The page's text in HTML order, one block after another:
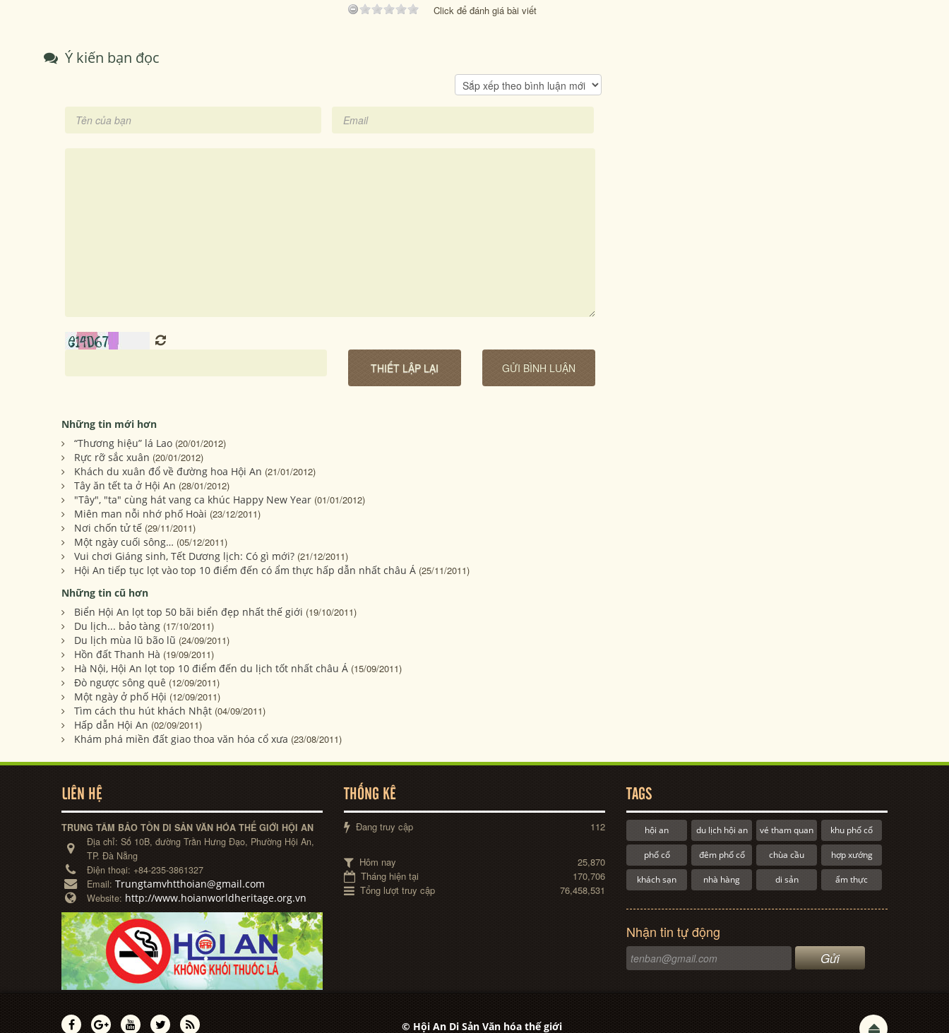
Click để đánh giá bài viết
Ý kiến bạn đọc
Những tin mới hơn
“Thương hiệu” lá Lao (20/01/2012)
Rực rỡ sắc xuân (20/01/2012)
Khách du xuân đổ về đường hoa Hội An (21/01/2012)
Tây ăn tết ta ở Hội An (28/01/2012)
"Tây", "ta" cùng hát vang ca khúc Happy New Year (01/01/2012)
Miên man nỗi nhớ phố Hoài (23/12/2011)
Nơi chốn tử tế (29/11/2011)
Một ngày cuối sông… (05/12/2011)
Vui chơi Giáng sinh, Tết Dương lịch: Có gì mới? (21/12/2011)
Hội An tiếp tục lọt vào top 10 điểm đến có ẩm thực hấp dẫn nhất châu Á (25/11/2011)
Những tin cũ hơn
Biển Hội An lọt top 50 bãi biển đẹp nhất thế giới (19/10/2011)
Du lịch... bảo tàng (17/10/2011)
Du lịch mùa lũ bão lũ (24/09/2011)
Hồn đất Thanh Hà (19/09/2011)
Hà Nội, Hội An lọt top 10 điểm đến du lịch tốt nhất châu Á (15/09/2011)
Đò ngược sông quê (12/09/2011)
Một ngày ở phố Hội (12/09/2011)
Tìm cách thu hút khách Nhật (04/09/2011)
Hấp dẫn Hội An (02/09/2011)
Khám phá miền đất giao thoa văn hóa cổ xưa (23/08/2011)
LIÊN HỆ
TRUNG TÂM BẢO TỒN DI SẢN VĂN HÓA THẾ GIỚI HỘI AN
Địa chỉ: Số 10B, đường Trần Hưng Đạo, Phường Hội An,
TP. Đà Nẵng
Điện thoại: +84-235-3861327
Email: Trungtamvhtthoian@gmail.com
Website: http://www.hoianworldheritage.org.vn
THỐNG KÊ
Đang truy cập 112
Hôm nay
25,870
Tháng hiện tại
170,706
Tổng lượt truy cập
76,458,531
TAGS
hội an du lịch hội an vé tham quan khu phố cổ
phố cổ đêm phố cổ chùa cầu hợp xướng
khách sạn nhà hàng di sản ẩm thực
Nhận tin tự động
© Hội An Di Sản Văn hóa thế giới